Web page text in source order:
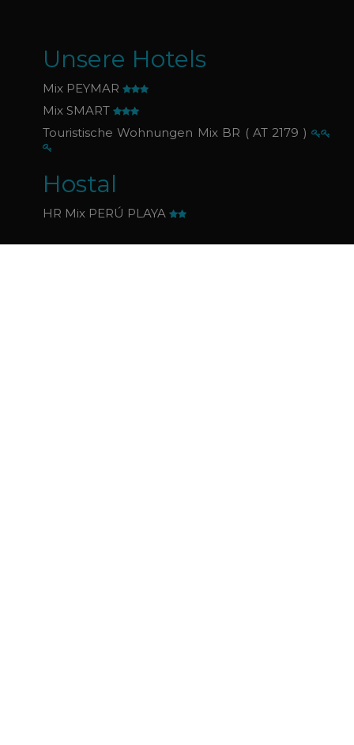
Unsere Hotels
Mix PEYMAR
Mix SMART
Touristische Wohnungen Mix BR ( AT 2179 )
Hostal
HR Mix PERÚ PLAYA